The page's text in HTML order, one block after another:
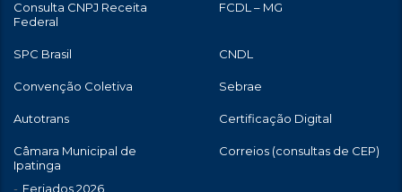
Consulta CNPJ Receita
Federal
FCDL – MG
SPC Brasil CNDL
Convenção Coletiva Sebrae
Autotrans Certificação Digital
Câmara Municipal de
Ipatinga
Feriados 2026
Correios (consultas de CEP)